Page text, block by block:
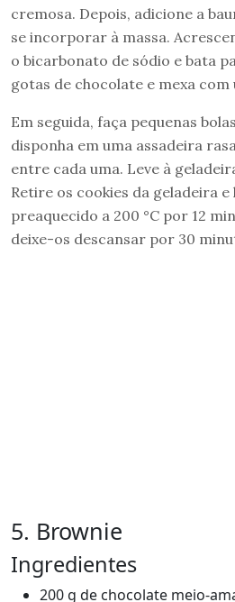
cremosa. Depois, adicione a
se incorporar à massa.
o bicarbonato de sódio e bata
gotas de chocolate e mexa com
Em seguida, faça pequenas
disponha em uma assadeira
entre cada uma. Leve à
Retire os cookies da geladeira
preaquecido a 200 °C por 12
deixe-os descansar por 30
5. Brownie
Ingredientes
200 g de chocolate meio-